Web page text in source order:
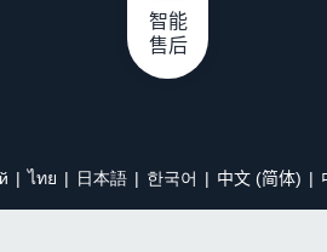
ไทย 日本語 한국어 中文 (简体)
智能
售后